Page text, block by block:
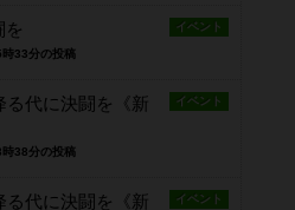
イベント
を
33分の投稿
イベント
代に決闘を《新
38分の投稿
イベント
代に決闘を《新